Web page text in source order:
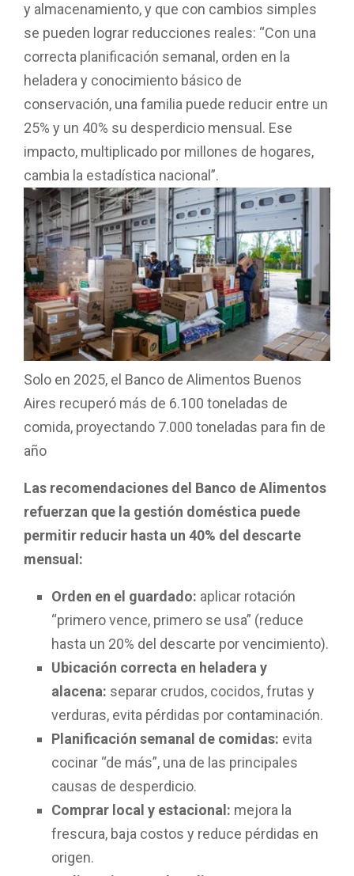
y almacenamiento, y que con cambios simples
se pueden lograr reducciones reales: “Con una
correcta planificación semanal, orden en la
heladera y conocimiento básico de
conservación, una familia puede reducir entre un
25% y un 40% su desperdicio mensual. Ese
impacto, multiplicado por millones de hogares,
cambia la estadística nacional”.
Solo en 2025, el Banco de Alimentos Buenos
Aires recuperó más de 6.100 toneladas de
comida, proyectando 7.000 toneladas para fin de
año
Las recomendaciones del Banco de Alimentos
refuerzan que la gestión doméstica puede
permitir reducir hasta un 40% del descarte
mensual:
Orden en el guardado: aplicar rotación
“primero vence, primero se usa” (reduce
hasta un 20% del descarte por vencimiento).
Ubicación correcta en heladera y
alacena: separar crudos, cocidos, frutas y
verduras, evita pérdidas por contaminación.
Planificación semanal de comidas: evita
cocinar “de más”, una de las principales
causas de desperdicio.
Comprar local y estacional: mejora la
frescura, baja costos y reduce pérdidas en
origen.